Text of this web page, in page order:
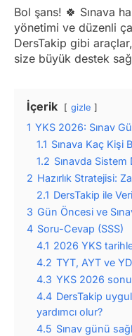
Bol şans! 🍀 Sınava
yönetimi ve düzenli
DersTakip gibi
size büyük destek
İçerik gizle
1 YKS 2026: Sınav
1.1 Sınava Kaç Kişi
1.2 Sınavda Sistem
2 Hazırlık Stratejisi:
2.1 DersTakip ile
3 Gün Öncesi ve
4 Soru-Cevap (SSS)
4.1 2026 YKS
4.2 TYT, AYT ve
4.3 YKS 2026
4.4 DersTakip
yardımcı olur?
4.5 Sınav günü